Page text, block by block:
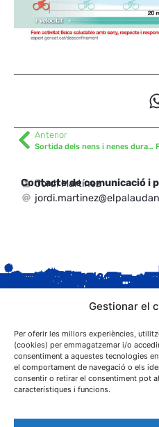
Gestionar el
Per oferir les millors experiències,
(cookies) per emmagatzemar i/o
consentiment a aquestes tecnologies
el comportament de navegació o els
consentir o retirar el consentiment pot
característiques i funcions.
Anterior
Sortida dels nens i nenes durant l’estat d’alarma del coronavirus
Contacte de comunicació i
Jordi Martínez
C. Sant Josep, 1
25243 El Palau